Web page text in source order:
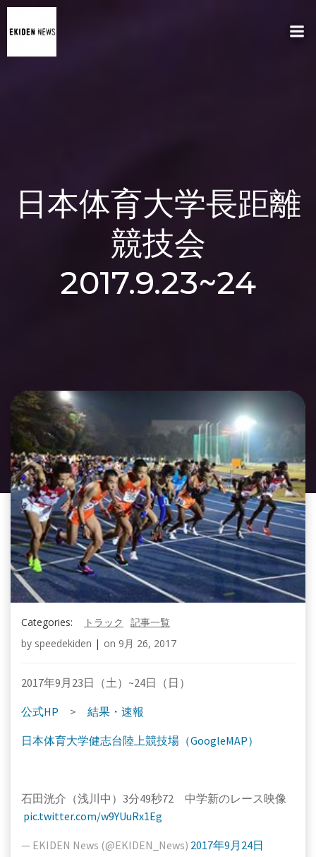
日本体育大学長距離
競技会
2017.9.23~24
Categories: トラック
記事一覧
by speedekiden | on 9月 26, 2017
2017年9月23日（土）~24日（日）
公式HP > 結果・速報
日本体育大学健志台陸上競技場（GoogleMAP）
石田洸介（浅川中）3分49秒72 中学新のレース映像
pic.twitter.com/w9YUuRx1Eg
— EKIDEN News (@EKIDEN_News) 2017年9月24日